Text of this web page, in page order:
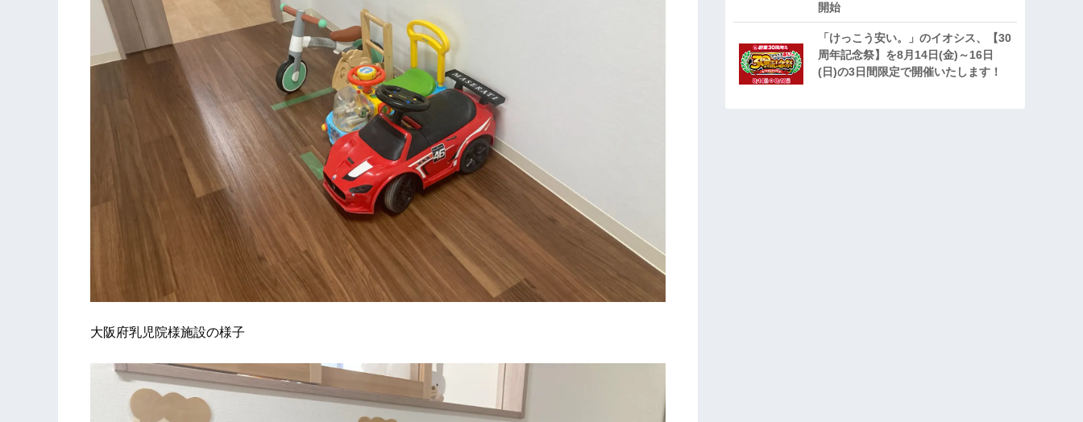
大阪府乳児院様施設の様子
開始
「けっこう安い。」のイオシス、【30
周年記念祭】を8月14日(金)～16日
(日)の3日間限定で開催いたします！